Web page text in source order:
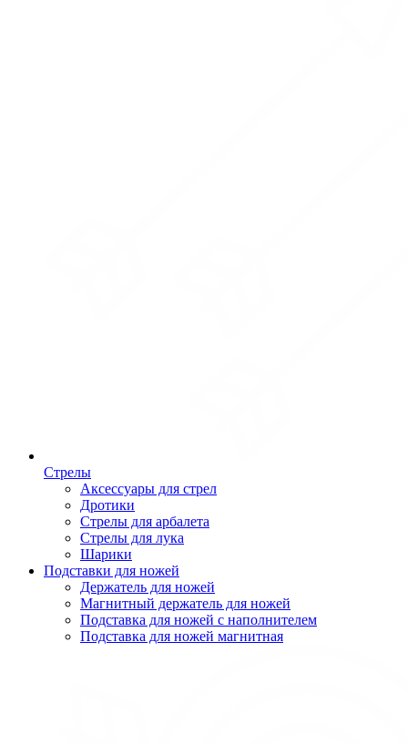
Стрелы
Аксессуары для стрел
Дротики
Стрелы для арбалета
Стрелы для лука
Шарики
Подставки для ножей
Держатель для ножей
Магнитный держатель для ножей
Подставка для ножей с наполнителем
Подставка для ножей магнитная